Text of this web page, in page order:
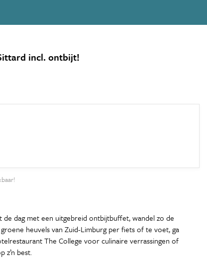
incl. ontbijt!
dag met een uitgebreid ontbijtbuffet, wandel zo de
heuvels van Zuid-Limburg per fiets of te voet, ga
The College voor culinaire verrassingen of
z’n best.